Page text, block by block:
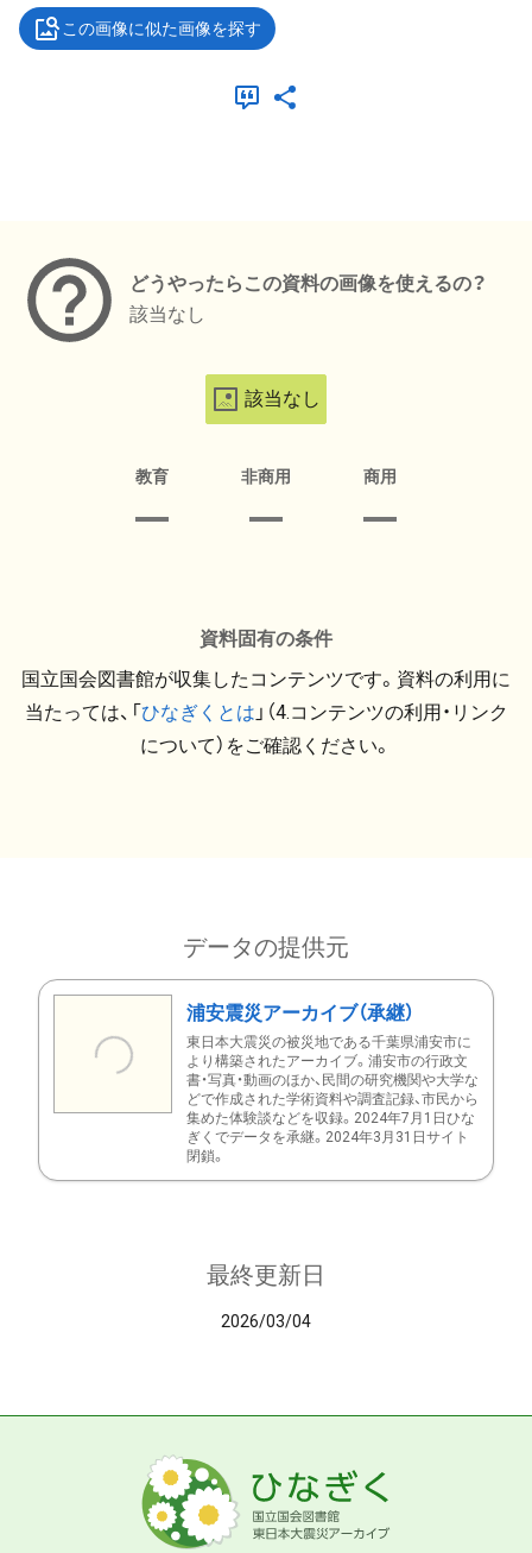
この画像に似た画像を探す
どうやったらこの資料の画像を使えるの？
該当なし
該当なし
教育 非商用 商用
資料固有の条件
国立国会図書館が収集したコンテンツです。資料の利用に
当たっては、「ひなぎくとは 」（4.コンテンツの利用・リンク
について）をご確認ください。
データの提供元
浦安震災アーカイブ（承継）
東日本大震災の被災地である千葉県浦安市に
より構築されたアーカイブ。浦安市の行政文
書・写真・動画のほか、民間の研究機関や大学な
どで作成された学術資料や調査記録、市民から
集めた体験談などを収録。2024年7月1日ひな
ぎくでデータを承継。2024年3月31日サイト
閉鎖。
最終更新日
2026/03/04